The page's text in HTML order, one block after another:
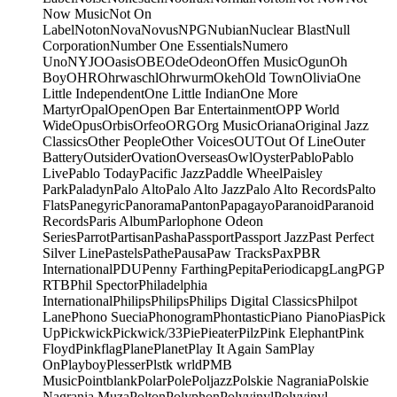
Now MusicNot On
LabelNotonNovaNovusNPGNubianNuclear BlastNull
CorporationNumber One EssentialsNumero
UnoNYJOOasisOBEOdeOdeonOffen MusicOgunOh
BoyOHROhrwaschlOhrwurmOkehOld TownOliviaOne
Little IndependentOne Little IndianOne More
MartyrOpalOpenOpen Bar EntertainmentOPP World
WideOpusOrbisOrfeoORGOrg MusicOrianaOriginal Jazz
ClassicsOther PeopleOther VoicesOUTOut Of LineOuter
BatteryOutsiderOvationOverseasOwlOysterPabloPablo
LivePablo TodayPacific JazzPaddle WheelPaisley
ParkPaladynPalo AltoPalo Alto JazzPalo Alto RecordsPalto
FlatsPanegyricPanoramaPantonPapagayoParanoidParanoid
RecordsParis AlbumParlophone Odeon
SeriesParrotPartisanPashaPassportPassport JazzPast Perfect
Silver LinePastelsPathePausaPaw TracksPaxPBR
InternationalPDUPenny FarthingPepitaPeriodicapgLangPGP
RTBPhil SpectorPhiladelphia
InternationalPhilipsPhilipsPhilips Digital ClassicsPhilpot
LanePhono SueciaPhonogramPhontasticPiano PianoPiasPick
UpPickwickPickwick/33PiePieaterPilzPink ElephantPink
FloydPinkflagPlanePlanetPlay It Again SamPlay
OnPlayboyPlesserPlstk wrldPMB
MusicPointblankPolarPolePoljazzPolskie NagraniaPolskie